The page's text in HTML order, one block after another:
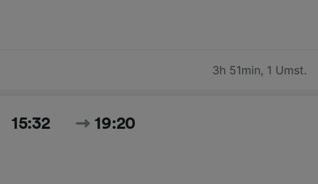
3h 51min, 1 Umst.
15:32 19:20